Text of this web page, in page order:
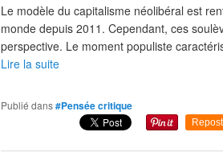
Le modèle du capitalisme néolibéral est
monde depuis 2011. Cependant, ces
perspective. Le moment populiste
Lire la suite
Publié dans#Pensée critique
Repost